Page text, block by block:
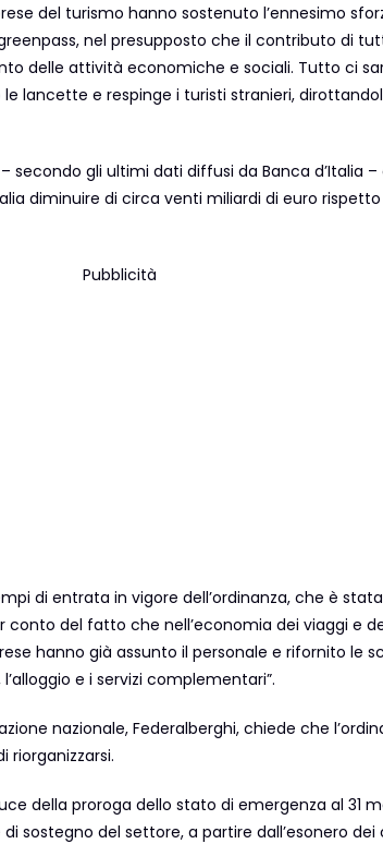
del turismo hanno sostenuto l’ennesimo
nel presupposto che il contributo di
delle attività economiche e sociali. Tutto ci
lancette e respinge i turisti stranieri,
secondo gli ultimi dati diffusi da Banca d’Italia
diminuire di circa venti miliardi di euro
Pubblicità
di entrata in vigore dell’ordinanza, che è
conto del fatto che nell’economia dei viaggi e
hanno già assunto il personale e rifornito le
e i servizi complementari”.
nazionale, Federalberghi, chiede che
riorganizzarsi.
della proroga dello stato di emergenza al 31
sostegno del settore, a partire dall’esonero